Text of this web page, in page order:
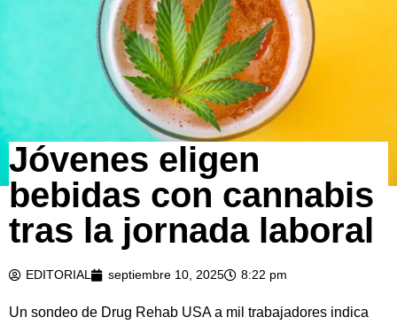
Jóvenes eligen
bebidas con cannabis
tras la jornada laboral
EDITORIAL septiembre 10, 2025 8:22 pm
Un sondeo de Drug Rehab USA a mil trabajadores indica